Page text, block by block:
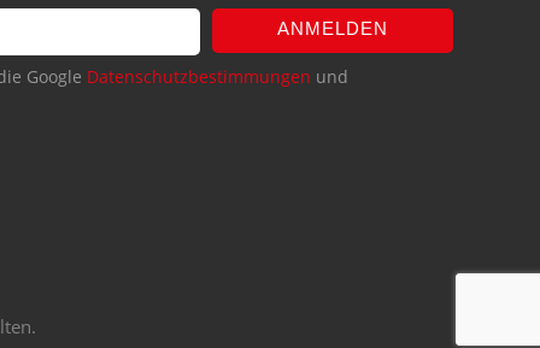
ANMELDEN
Google Datenschutzbestimmungen und